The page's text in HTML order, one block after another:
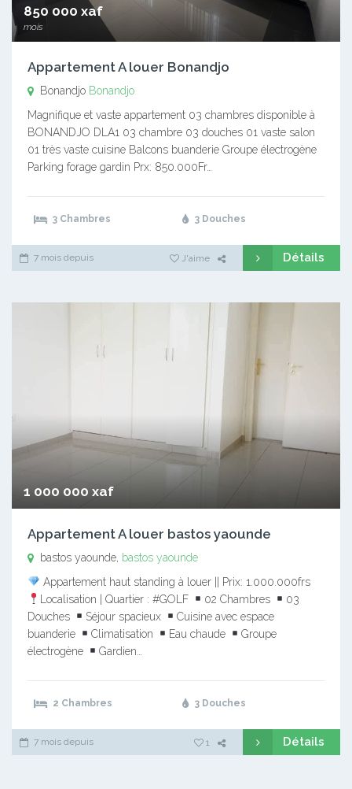
850 000 xaf
mois
Appartement A louer Bonandjo
Bonandjo Bonandjo
Magnifique et vaste appartement 03 chambres disponible à
BONANDJO DLA1 03 chambre 03 douches 01 vaste salon
01 très vaste cuisine Balcons buanderie Groupe électrogène
Parking forage gardin Prx: 850.000Fr…
3 Chambres 3 Douches
7 mois depuis J'aime Détails
1 000 000 xaf
Appartement A louer bastos yaounde
bastos yaounde, bastos yaounde
Appartement haut standing à louer || Prix: 1.000.000frs
Localisation | Quartier : #GOLF
02 Chambres
03
Douches
Séjour spacieux
Cuisine avec espace
buanderie
Climatisation Eau chaude
Groupe
électrogène
Gardien…
2 Chambres 3 Douches
7 mois depuis 1 Détails